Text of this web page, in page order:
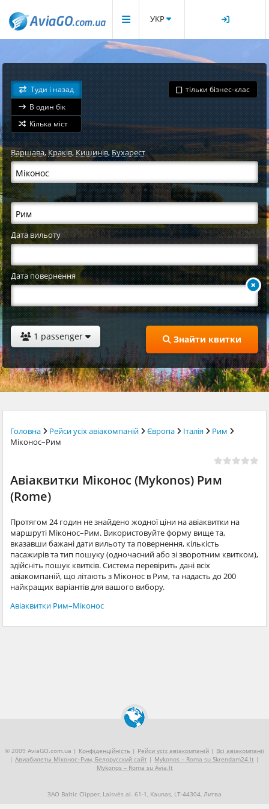
УКР
Туди і назад
В один бік
Кілька міст
тільки бізнес-клас
Варшава,Краків,Кишинів,Бухарест
Дата вильоту
Дата повернення
1 passenger Знайти квитки
Головна Рейси усіх авіакомпаній Європа Італія
Рим
Міконос–Рим
Авіаквитки Міконос (Mykonos) Рим
(Rome)
Протягом 24 годин не знайдено жодної ціни на авіаквитки на
маршруті Міконос–Рим. Використовуйте форму вище та,
вказавши бажані дати вильоту та повернення, кількість
пасажирів та тип пошуку (одночасний або зі зворотним квитком),
здійсніть пошук квитків. Система перевірить дані всіх
авіакомпаній, що літають з Міконос в Рим, та надасть до 200
найкращих варіантів для вашого вибору.
Авіаквитки Рим–Міконос
© 2009 AviaGO.com.ua | Конфіденційність | Рейси усіх авіакомпаній | Всі авіакомпанії
| Авиабилеты Міконос–Рим, Белорусский сайт | Mykonos – Roma su Skrendam24.lt |
Mykonos – Roma su Avia.lt
ЗАО Baltic Clipper, Laisvės al. 61-1, Kaunas, LT-44304, Литва